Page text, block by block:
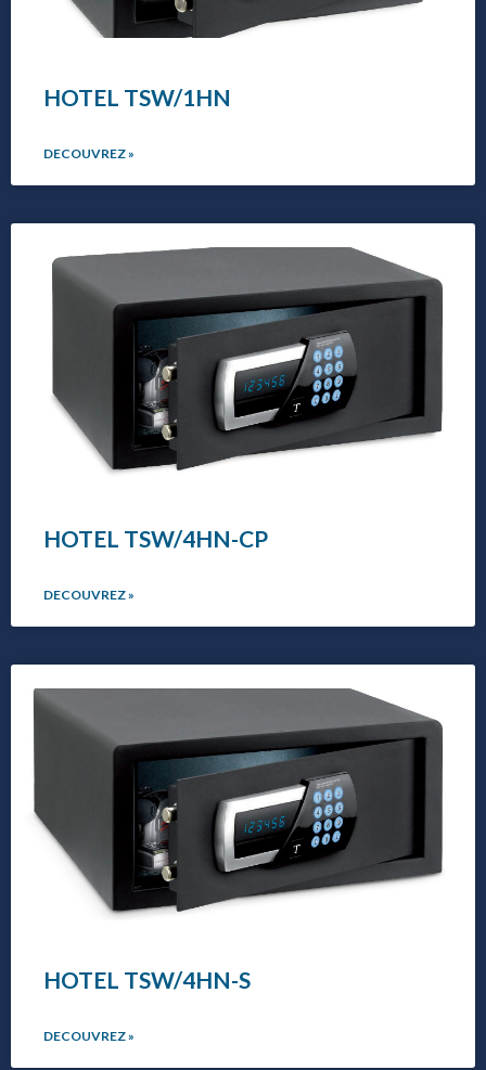
HOTEL TSW/1HN
DECOUVREZ »
HOTEL TSW/4HN-CP
DECOUVREZ »
HOTEL TSW/4HN-S
DECOUVREZ »